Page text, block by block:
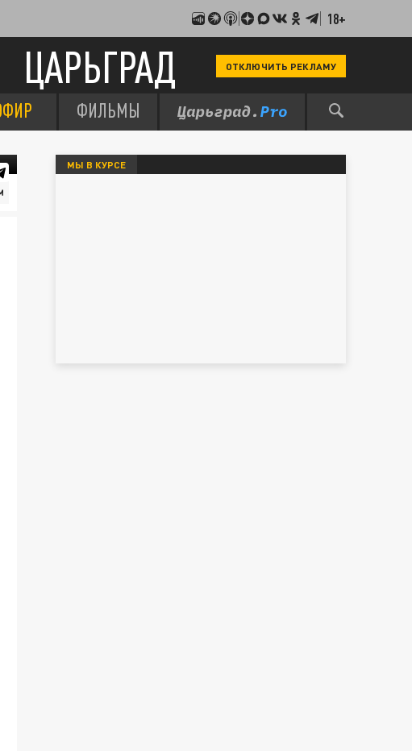
18+
ЦАРЬГРАД ОТКЛЮЧИТЬ РЕКЛАМУ
ФИЛЬМЫ
МЫ В КУРСЕ